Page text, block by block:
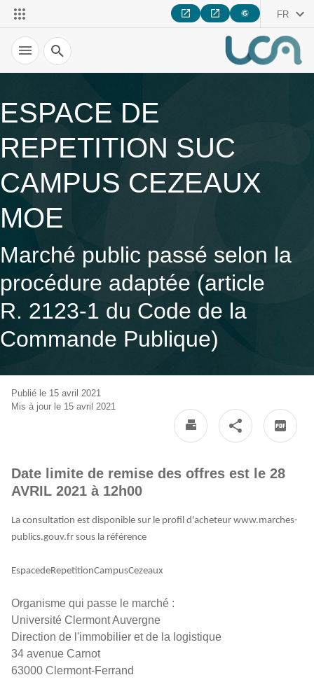
FR
Recherche
ESPACE DE
REPETITION SUC
CAMPUS CEZEAUX
MOE
Marché public passé selon la
procédure adaptée (article
R. 2123-1 du Code de la
Commande Publique)
Publié le 15 avril 2021
Mis à jour le 15 avril 2021
Date limite de remise des offres est le 28
AVRIL 2021 à 12h00
La consultation est disponible sur le profil d'acheteur www.marches-
publics.gouv.fr sous la référence
EspacedeRepetitionCampusCezeaux
Organisme qui passe le marché :
Université Clermont Auvergne
Direction de l'immobilier et de la logistique
34 avenue Carnot
63000 Clermont-Ferrand